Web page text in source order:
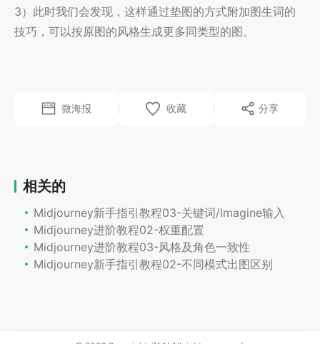
3）此时我们会发现，这样通过垫图的方式附加图生词的
技巧，可以按原图的风格生成更多同类型的图。
微海报 分享
相关的
Midjourney新手指引教程03-关键词/Imagine输入
Midjourney进阶教程02-权重配置
Midjourney进阶教程03-风格及角色一致性
Midjourney新手指引教程02-不同模式出图区别